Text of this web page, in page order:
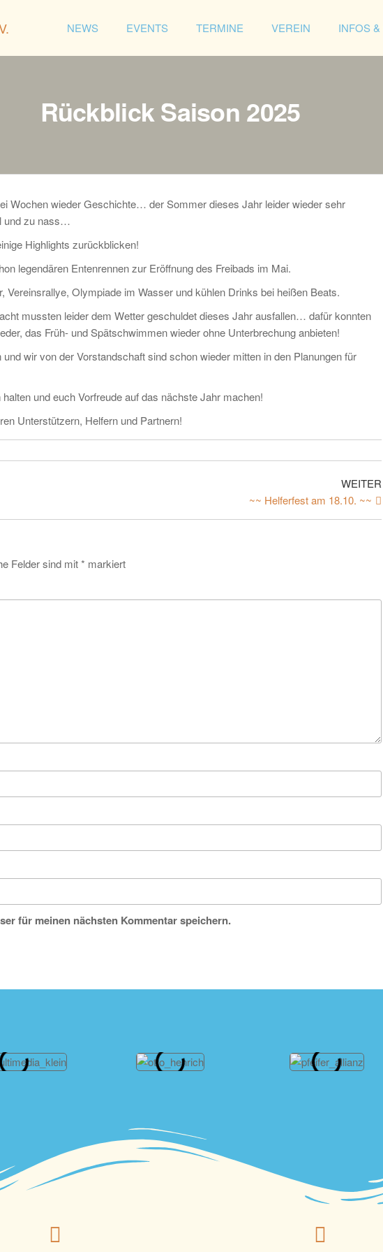
Förderverein
Freibad
e.V.
NEWS EVENTS TERMINE VEREIN INFOS
Rückblick Saison 2025
Wochen wieder Geschichte… der Sommer dieses Jahr leider wieder sehr
und zu nass…
Highlights zurückblicken!
legendären Entenrennen zur Eröffnung des Freibads im Mai.
Olympiade im Wasser und kühlen Drinks bei heißen Beats.
mussten leider dem Wetter geschuldet dieses Jahr ausfallen… dafür konnten
das Früh- und Spätschwimmen wieder ohne Unterbrechung anbieten!
wir von der Vorstandschaft sind schon wieder mitten in den Planungen für
und euch Vorfreude auf das nächste Jahr machen!
Unterstützern, Helfern und Partnern!
WEITER
~~ Helferfest am 18.10. ~~
Felder sind mit* markiert
für meinen nächsten Kommentar speichern.